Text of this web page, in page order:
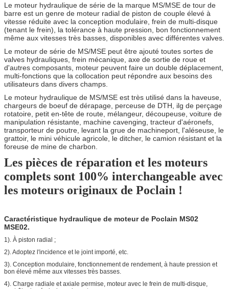
Le moteur hydraulique de série de la marque MS/MSE de tour de
barre est un genre de moteur radial de piston de couple élevé à
vitesse réduite avec la conception modulaire, frein de multi-disque
(tenant le frein), la tolérance à haute pression, bon fonctionnement
même aux vitesses très basses, disponibles avec différentes valves.
Le moteur de série de MS/MSE peut être ajouté toutes sortes de
valves hydrauliques, frein mécanique, axe de sortie de roue et
d'autres composants, moteur peuvent faire un double déplacement,
multi-fonctions que la collocation peut répondre aux besoins des
utilisateurs dans divers champs.
Le moteur hydraulique de MS/MSE est très utilisé dans la haveuse,
chargeurs de boeuf de dérapage, perceuse de DTH, ilg de perçage
rotatoire, petit en-tête de route, mélangeur, découpeuse, voiture de
manipulation résistante, machine cavenging, tracteur d'aéronefs,
transporteur de poutre, levant la grue de machineport, l'aléseuse, le
grattoir, le mini véhicule agricole, le ditcher, le camion résistant et la
foreuse de mine de charbon.
Les pièces de réparation et les moteurs
complets sont 100% interchangeable avec
les moteurs originaux de Poclain !
Caractéristique hydraulique de moteur de Poclain MS02
MSE02.
1). À piston radial ;
2). Adoptez l'incidence et le joint importé, etc.
3). Conception modulaire, fonctionnement de rendement, à haute pression et
bon élevé même aux vitesses très basses.
4). Charge radiale et axiale permise, moteur avec le frein de multi-disque,